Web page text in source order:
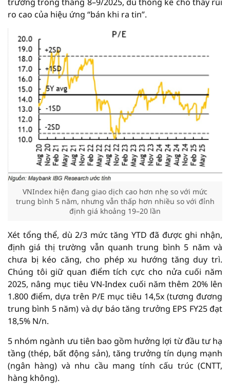
ro cao của hiệu ứng “bán khi ra tin”.
VNIndex hiện đang giao dịch cao hơn nhẹ so với mức
trung bình 5 năm, nhưng vẫn thấp hơn nhiều so với đỉnh
định giá khoảng 19–20 lần
Xét tổng thể, dù 2/3 mức tăng YTD đã được ghi nhận,
định giá thị trường vẫn quanh trung bình 5 năm và
chưa bị kéo căng, cho phép xu hướng tăng duy trì.
Chúng tôi giữ quan điểm tích cực cho nửa cuối năm
2025, nâng mục tiêu VN-Index cuối năm thêm 20% lên
1.800 điểm, dựa trên P/E mục tiêu 14,5x (tương đương
trung bình 5 năm) và dự báo tăng trưởng EPS FY25 đạt
18,5% N/n.
5 nhóm ngành ưu tiên bao gồm hưởng lợi từ đầu tư hạ
tầng (thép, bất động sản), tăng trưởng tín dụng mạnh
(ngân hàng) và nhu cầu mang tính cấu trúc (CNTT,
hàng không).